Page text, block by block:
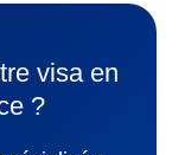
visa en
?